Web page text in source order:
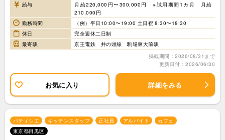
給与
月給220,000円〜300,000円 ※試用期間1カ月 月給
210,000円
勤務時間
（例）平日10:00〜19:00 土日祝 8:30〜18:30
休日
完全週休二日制
最寄駅
京王電鉄 井の頭線 駒場東大前駅
掲載期間：2026/08/31まで
更新日付：2026/06/30
お気に入り 詳細をみる
パティシエ キッチンスタッフ 正社員 アルバイト
カフェ
東京都目黒区